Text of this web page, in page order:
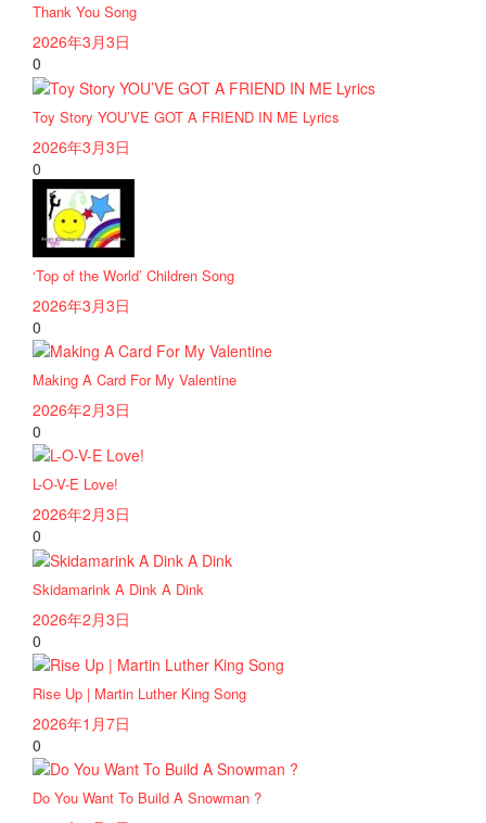
Thank You Song
2026年3月3日
0
Toy Story YOU’VE GOT A FRIEND IN ME Lyrics
2026年3月3日
0
‘Top of the World’ Children Song
2026年3月3日
0
Making A Card For My Valentine
2026年2月3日
0
L-O-V-E Love!
2026年2月3日
0
Skidamarink A Dink A Dink
2026年2月3日
0
Rise Up | Martin Luther King Song
2026年1月7日
0
Do You Want To Build A Snowman ?